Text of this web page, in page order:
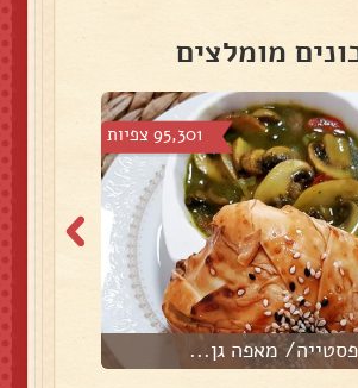
מומלצים
95,301 צפיות
פסטייה/ מאפה גן...